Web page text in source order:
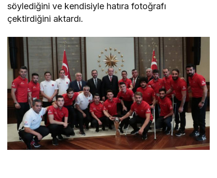
söylediğini ve kendisiyle hatıra fotoğrafı
çektirdiğini aktardı.